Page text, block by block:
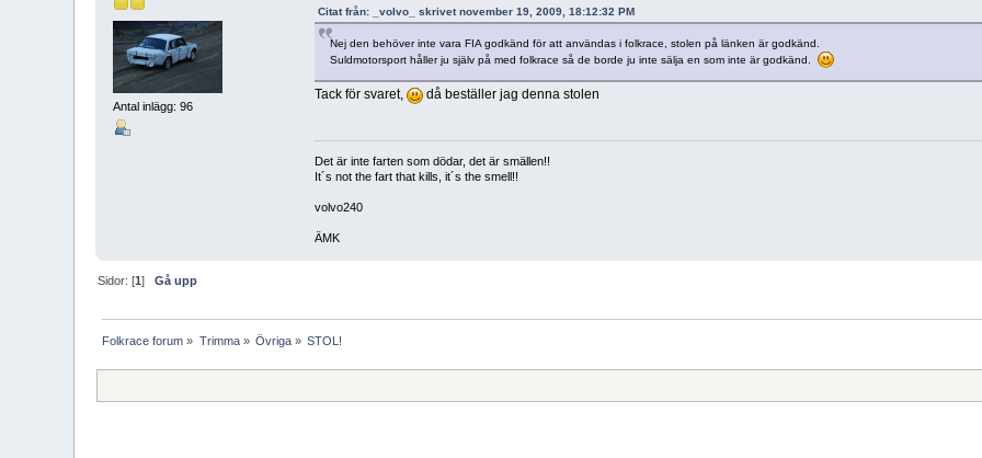
Antal inlägg: 96
Citat från: _volvo_ skrivet november 19, 2009, 18:12:32 PM
Nej den behöver inte vara FIA godkänd för att användas i folkrace, stolen på länken är godkänd.
Suldmotorsport håller ju själv på med folkrace så de borde ju inte sälja en som inte är godkänd.
Tack för svaret, då beställer jag denna stolen
Det är inte farten som dödar, det är smällen!!
It´s not the fart that kills, it´s the smell!!
volvo240
ÄMK
Sidor: [1]Gå upp
Folkrace forum » Trimma» Övriga » STOL!